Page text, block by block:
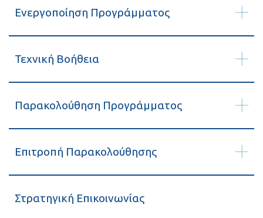
Ενεργοποίηση Προγράμματος
Τεχνική Βοήθεια
Παρακολούθηση Προγράμματος
Επιτροπή Παρακολούθησης
Στρατηγική Επικοινωνίας